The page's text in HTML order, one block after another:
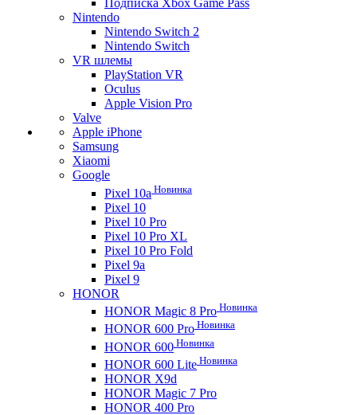
Подписка Xbox Game Pass
Nintendo
Nintendo Switch 2
Nintendo Switch
VR шлемы
PlayStation VR
Oculus
Apple Vision Pro
Valve
Apple iPhone
Samsung
Xiaomi
Google
Pixel 10a Новинка
Pixel 10
Pixel 10 Pro
Pixel 10 Pro XL
Pixel 10 Pro Fold
Pixel 9a
Pixel 9
HONOR
HONOR Magic 8 Pro Новинка
HONOR 600 Pro Новинка
HONOR 600 Новинка
HONOR 600 Lite Новинка
HONOR X9d
HONOR Magic 7 Pro
HONOR 400 Pro